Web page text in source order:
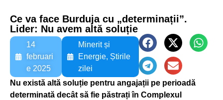
Ce va face Burduja cu „determinații”.
Lider: Nu avem altă soluție
14
februari
e 2025
Minerit și
Energie, Știrile
zilei
Nu există altă soluție pentru angajații pe perioadă
determinată decât să fie păstrați în Complexul